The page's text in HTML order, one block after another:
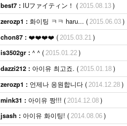
best7 : IUファイティン！ ( 2015.08.13 )
zerozp1 : 화이팅 ㅋㅋ haru... ( 2015.06.03 )
chon87 : ❤️❤️❤️❤️ ( 2015.03.21 )
is3502gr : ^ ^ ( 2015.01.22 )
dazzi212 : 아이유 최고죠. ( 2015.01.18 )
zerozp1 : 언제나 응원합니다 ( 2014.12.28 )
mink31 : 아이유 짱!!! ( 2014.12.08 )
jsash : 아이유 화이팅! ( 2014.08.06 )